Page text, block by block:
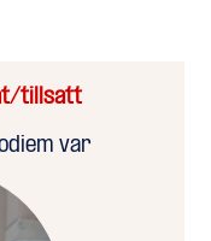
tillsatt
var